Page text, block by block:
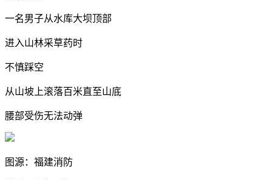
一名男子从水库大坝顶部
进入山林采草药时
不慎踩空
从山坡上滚落百米直至山底
腰部受伤无法动弹
图源：福建消防